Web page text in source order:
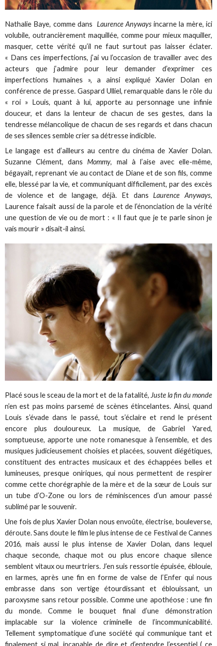
Nathalie Baye, comme dans Laurence Anywaysincarne la mère, ici
volubile, outrancièrement maquillée, comme pour mieux maquiller,
masquer, cette vérité qu’il ne faut surtout pas laisser éclater.
« Dans ces imperfections, j’ai vu l’occasion de travailler avec des
acteurs que j’admire pour leur demander d’exprimer ces
imperfections humaines », a ainsi expliqué Xavier Dolan en
conférence de presse. Gaspard Ulliel, remarquable dans le rôle du
« roi » Louis, quant à lui, apporte au personnage une infinie
douceur, et dans la lenteur de chacun de ses gestes, dans la
tendresse mélancolique de chacun de ses regards et dans chacun
de ses silences semble crier sa détresse indicible.
Le langage est d’ailleurs au centre du cinéma de Xavier Dolan.
Suzanne Clément, dansMommy, mal à l’aise avec elle-même,
bégayait, reprenant vie au contact de Diane et de son fils, comme
elle, blessé par la vie, et communiquant difficilement, par des excès
de violence et de langage, déjà. Et dansLaurence Anyways,
Laurence faisait aussi de la parole et de l’énonciation de la vérité
une question de vie ou de mort : « Il faut que je te parle sinon je
vais mourir » disait-il ainsi.
Placé sous le sceau de la mort et de la fatalité, Juste la fin du monde
n’en est pas moins parsemé de scènes étincelantes. Ainsi, quand
Louis s’évade dans le passé, tout s’éclaire et rend le présent
encore plus douloureux. La musique, de Gabriel Yared,
somptueuse, apporte une note romanesque à l’ensemble, et des
musiques judicieusement choisies et placées, souvent diégétiques,
constituent des entractes musicaux et des échappées belles et
lumineuses, presque oniriques, qui nous permettent de respirer
comme cette chorégraphie de la mère et de la sœur de Louis sur
un tube d’O-Zone ou lors de réminiscences d’un amour passé
sublimé par le souvenir.
Une fois de plus Xavier Dolan nous envoûte, électrise, bouleverse,
déroute. Sans doute le film le plus intense de ce Festival de Cannes
2016, mais aussi le plus intense de Xavier Dolan, dans lequel
chaque seconde, chaque mot ou plus encore chaque silence
semblent vitaux ou meurtriers. J’en suis ressortie épuisée, éblouie,
en larmes, après une fin en forme de valse de l’Enfer qui nous
embrasse dans son vertige étourdissant et éblouissant, un
paroxysme sans retour possible. Comme une apothéose : une fin
du monde. Comme le bouquet final d’une démonstration
implacable sur la violence criminelle de l’incommunicabilité.
Tellement symptomatique d’une société qui communique tant et